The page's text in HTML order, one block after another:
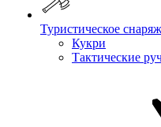
Туристическое
Кукри
Тактические